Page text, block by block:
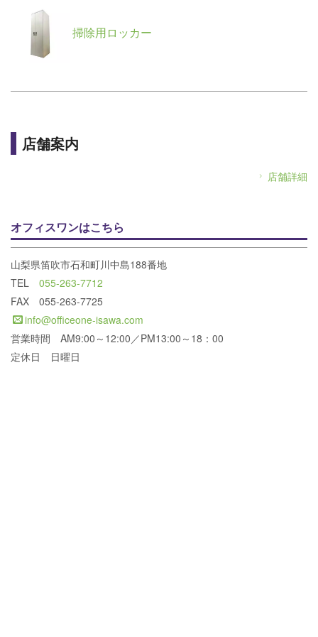
掃除用ロッカー
店舗案内
店舗詳細
オフィスワンはこちら
山梨県笛吹市石和町川中島188番地
TEL 055-263-7712
FAX 055-263-7725
info@officeone-isawa.com
営業時間 AM9:00～12:00／PM13:00～18：00
定休日 日曜日